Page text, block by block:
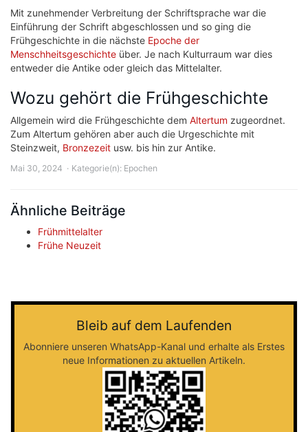
Mit zunehmender Verbreitung der Schriftsprache war die
Einführung der Schrift abgeschlossen und so ging die
Frühgeschichte in die nächste Epoche der
Menschheitsgeschichte über. Je nach Kulturraum war dies
entweder die Antike oder gleich das Mittelalter.
Wozu gehört die Frühgeschichte
Allgemein wird die Frühgeschichte dem Altertum zugeordnet.
Zum Altertum gehören aber auch die Urgeschichte mit
Steinzweit, Bronzezeit usw. bis hin zur Antike.
Mai 30, 2024 Kategorie(n): Epochen
Ähnliche Beiträge
Frühmittelalter
Frühe Neuzeit
Bleib auf dem Laufenden
Abonniere unseren WhatsApp-Kanal und erhalte als Erstes
neue Informationen zu aktuellen Artikeln.